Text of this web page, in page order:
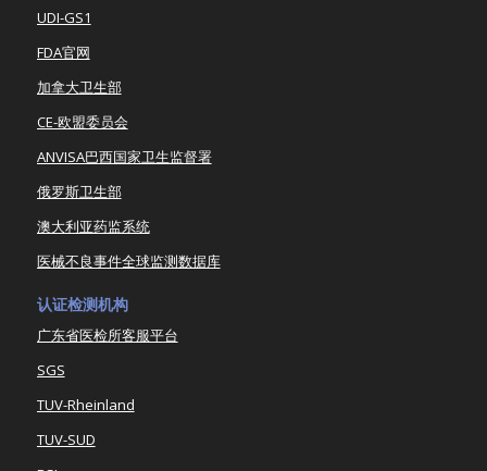
UDI-GS1
FDA官网
加拿大卫生部
CE-欧盟委员会
ANVISA巴西国家卫生监督署
俄罗斯卫生部
澳大利亚药监系统
医械不良事件全球监测数据库
认证检测机构
广东省医检所客服平台
SGS
TUV-Rheinland
TUV-SUD